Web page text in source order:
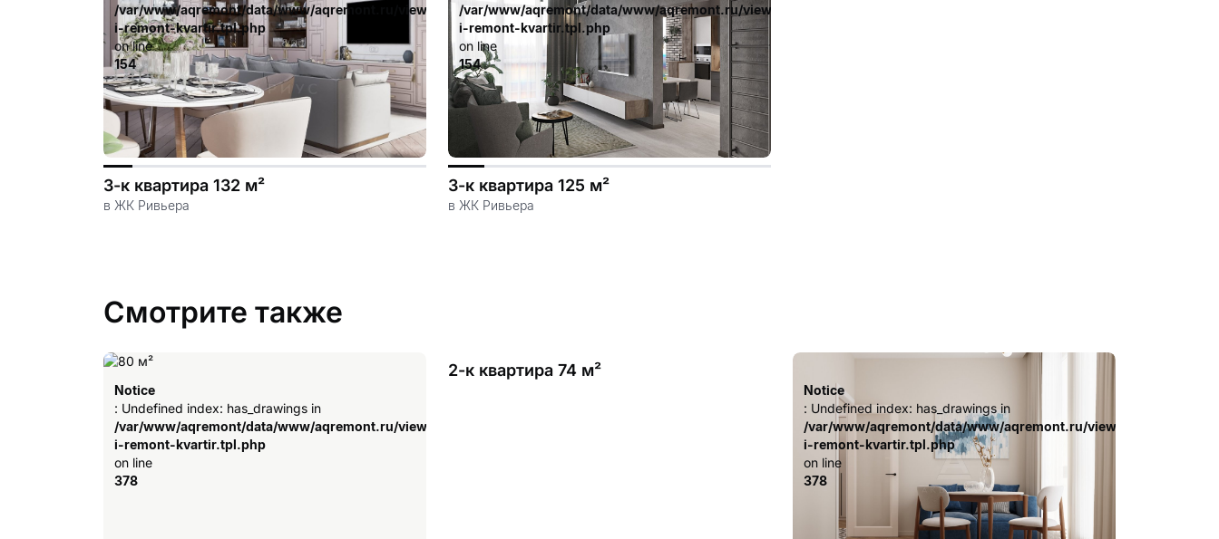
/var/www/aqremont/data/www/aqremont.ru/view/templates_c/ca23d591d3fd8044c55329b97dcde4d44cdb3e9e.file.dizayn-
i-remont-kvartir.tpl.php
on line
154
3-к квартира 132 м²
в ЖК Ривьера
/var/www/aqremont/data/www/aqremont.ru/view/templates_c/
i-remont-kvartir.tpl.php
on line
154
3-к квартира 125 м²
в ЖК Ривьера
Смотрите также
Notice
: Undefined index: has_drawings in
/var/www/aqremont/data/www/aqremont.ru/view/templates_c/ca23d591d3fd8044c55329b97dcde4d44cdb3e9e.file.dizayn-
i-remont-kvartir.tpl.php
on line
378
/var/www/aqremont/data/www/aqremont.ru/view/templates_c/
2-к квартира 74 м²
Notice
: Undefined index: has_drawings in
/var/www/aqremont/data/www/aqremont.ru/view/templates_c/
i-remont-kvartir.tpl.php
on line
378